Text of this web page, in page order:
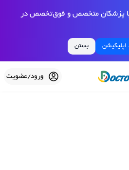
با پزشکان متخصص و فوق‌تخصص در
اپلیکیشن بستن
ورود/عضویت